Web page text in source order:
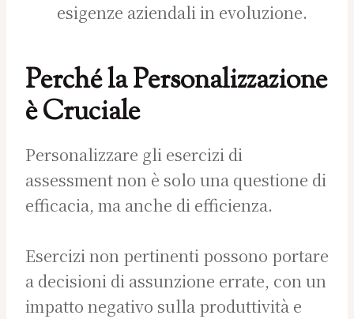
esigenze aziendali in evoluzione.
Perché la Personalizzazione
è Cruciale
Personalizzare gli esercizi di
assessment non è solo una questione di
efficacia, ma anche di efficienza.
Esercizi non pertinenti possono portare
a decisioni di assunzione errate, con un
impatto negativo sulla produttività e